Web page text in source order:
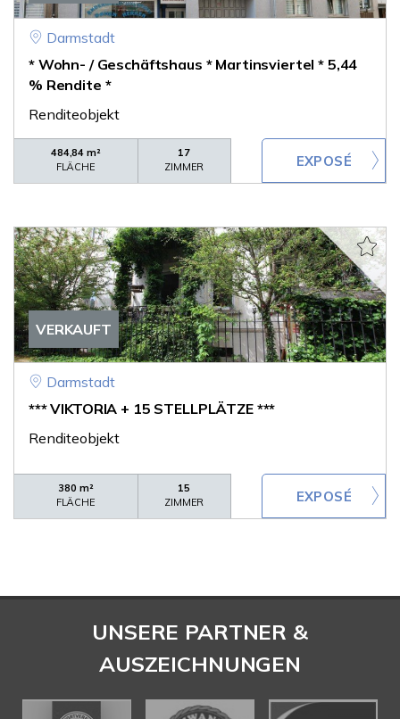
Darmstadt
* Wohn- / Geschäftshaus * Martinsviertel * 5,44
% Rendite *
Renditeobjekt
484,84 m²
FLÄCHE
17
ZIMMER
VERKAUFT
Darmstadt
*** VIKTORIA + 15 STELLPLÄTZE ***
Renditeobjekt
380 m²
FLÄCHE
15
ZIMMER
UNSERE PARTNER &
AUSZEICHNUNGEN